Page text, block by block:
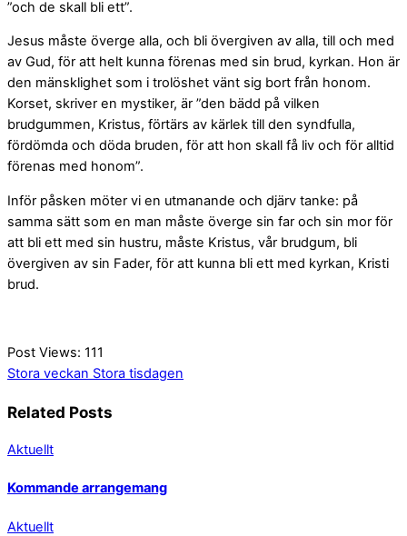
”och de skall bli ett”.
Jesus måste överge alla, och bli övergiven av alla, till och med
av Gud, för att helt kunna förenas med sin brud, kyrkan. Hon är
den mänsklighet som i trolöshet vänt sig bort från honom.
Korset, skriver en mystiker, är ”den bädd på vilken
brudgummen, Kristus, förtärs av kärlek till den syndfulla,
fördömda och döda bruden, för att hon skall få liv och för alltid
förenas med honom”.
Inför påsken möter vi en utmanande och djärv tanke: på
samma sätt som en man måste överge sin far och sin mor för
att bli ett med sin hustru, måste Kristus, vår brudgum, bli
övergiven av sin Fader, för att kunna bli ett med kyrkan, Kristi
brud.
Post Views: 111
Stora veckan Stora tisdagen
Related Posts
Aktuellt
Kommande arrangemang
Aktuellt